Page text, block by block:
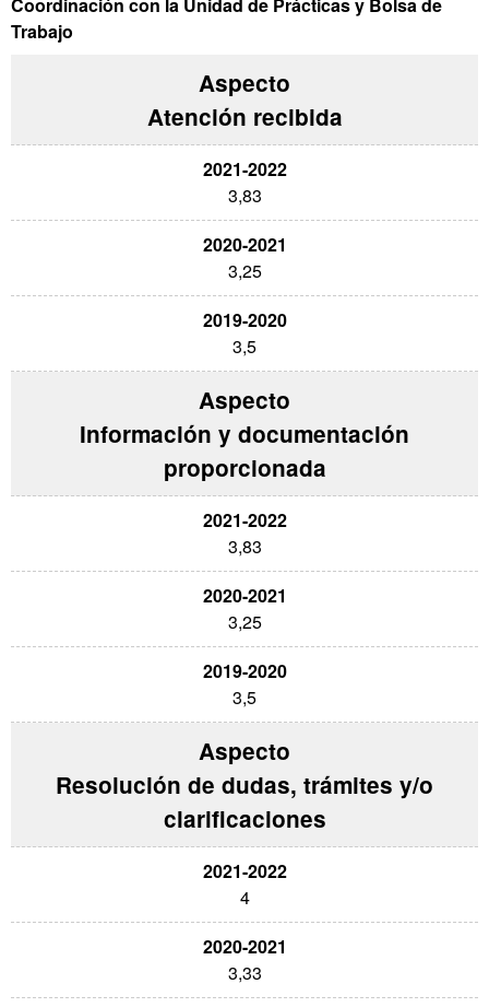
Trabajo
Atención recibida
3,83
3,25
3,5
Información y documentación
proporcionada
3,83
3,25
3,5
Resolución de dudas, trámites y/o
clarificaciones
4
3,33